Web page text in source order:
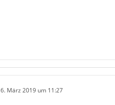
6. März 2019 um 11:27